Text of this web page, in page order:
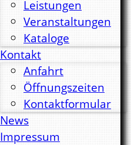
Leistungen
Veranstaltungen
Kataloge
Kontakt
Anfahrt
Öffnungszeiten
Kontaktformular
News
Impressum